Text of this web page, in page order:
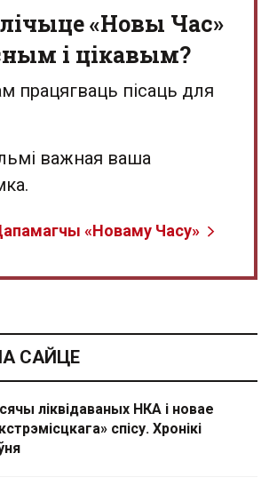
«Новы Час»
і цікавым?
працягваць пісаць для
важная ваша
«Новаму Часу»
САЙЦЕ
ліквідаваных НКА і новае
спісу. Хронікі